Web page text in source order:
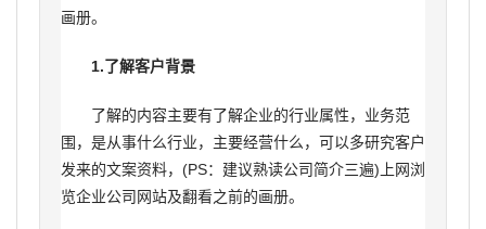
画册。
1.了解客户背景
了解的内容主要有了解企业的行业属性，业务范
围，是从事什么行业，主要经营什么，可以多研究客户
发来的文案资料，(PS：建议熟读公司简介三遍)上网浏
览企业公司网站及翻看之前的画册。